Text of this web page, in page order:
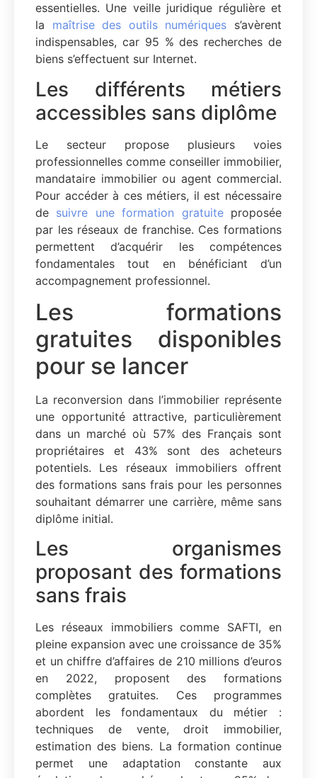
essentielles. Une veille juridique régulière et
la maîtrise des outils numériques s’avèrent
indispensables, car 95 % des recherches de
biens s’effectuent sur Internet.
Les différents métiers
accessibles sans diplôme
Le secteur propose plusieurs voies
professionnelles comme conseiller immobilier,
mandataire immobilier ou agent commercial.
Pour accéder à ces métiers, il est nécessaire
de suivre une formation gratuiteproposée
par les réseaux de franchise. Ces formations
permettent d’acquérir les compétences
fondamentales tout en bénéficiant d’un
accompagnement professionnel.
Les formations
gratuites disponibles
pour se lancer
La reconversion dans l’immobilier représente
une opportunité attractive, particulièrement
dans un marché où 57% des Français sont
propriétaires et 43% sont des acheteurs
potentiels. Les réseaux immobiliers offrent
des formations sans frais pour les personnes
souhaitant démarrer une carrière, même sans
diplôme initial.
Les organismes
proposant des formations
sans frais
Les réseaux immobiliers comme SAFTI, en
pleine expansion avec une croissance de 35%
et un chiffre d’affaires de 210 millions d’euros
en 2022, proposent des formations
complètes gratuites. Ces programmes
abordent les fondamentaux du métier :
techniques de vente, droit immobilier,
estimation des biens. La formation continue
permet une adaptation constante aux